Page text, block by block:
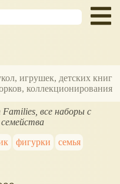
игрушек, детских книг
коллекционирования
Families, все наборы с
фигурки
семья